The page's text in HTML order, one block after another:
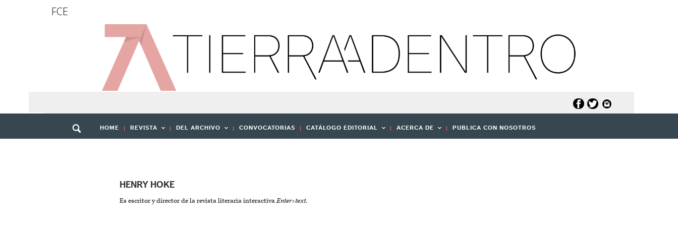
FCE
HOME REVISTA DEL ARCHIVO CONVOCATORIAS CATÁLOGO EDITORIAL ACERCA DE PUBLICA CON NOSOTROS
HENRY HOKE
Es escritor y director de la revista literaria interactivaEnter>text.